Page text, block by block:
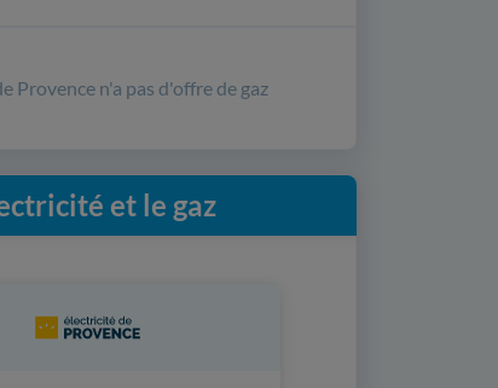
Provence n'a pas d'offre de gaz
et le gaz